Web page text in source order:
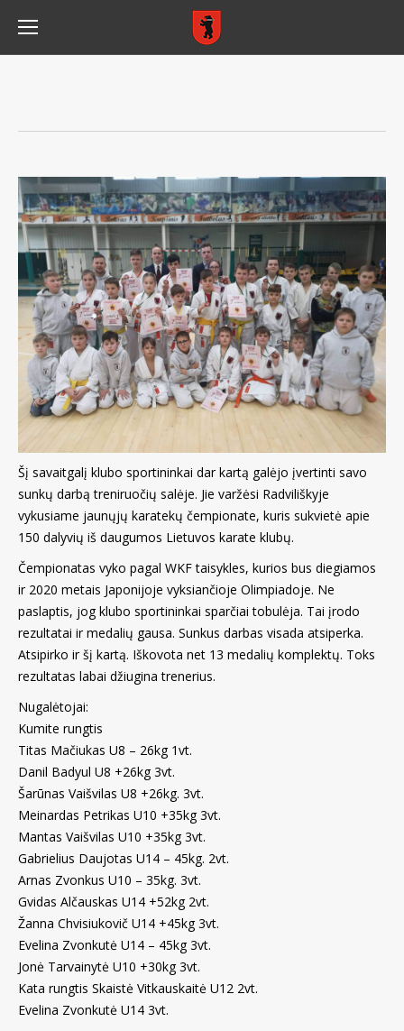
Šį savaitgalį klubo sportininkai dar kartą galėjo įvertinti savo
sunkų darbą treniruočių salėje. Jie varžėsi Radviliškyje
vykusiame jaunųjų karatekų čempionate, kuris sukvietė apie
150 dalyvių iš daugumos Lietuvos karate klubų.
Čempionatas vyko pagal WKF taisykles, kurios bus diegiamos
ir 2020 metais Japonijoje vyksiančioje Olimpiadoje. Ne
paslaptis, jog klubo sportininkai sparčiai tobulėja. Tai įrodo
rezultatai ir medalių gausa. Sunkus darbas visada atsiperka.
Atsipirko ir šį kartą. Iškovota net 13 medalių komplektų. Toks
rezultatas labai džiugina trenerius.
Nugalėtojai:
Kumite rungtis
Titas Mačiukas U8 – 26kg 1vt.
Danil Badyul U8 +26kg 3vt.
Šarūnas Vaišvilas U8 +26kg. 3vt.
Meinardas Petrikas U10 +35kg 3vt.
Mantas Vaišvilas U10 +35kg 3vt.
Gabrielius Daujotas U14 – 45kg. 2vt.
Arnas Zvonkus U10 – 35kg. 3vt.
Gvidas Alčauskas U14 +52kg 2vt.
Žanna Chvisiukovič U14 +45kg 3vt.
Evelina Zvonkutė U14 – 45kg 3vt.
Jonė Tarvainytė U10 +30kg 3vt.
Kata rungtis Skaistė Vitkauskaitė U12 2vt.
Evelina Zvonkutė U14 3vt.